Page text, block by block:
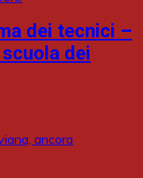
dei tecnici –
dei